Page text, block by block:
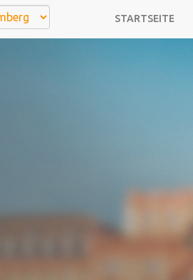
STARTSEITE